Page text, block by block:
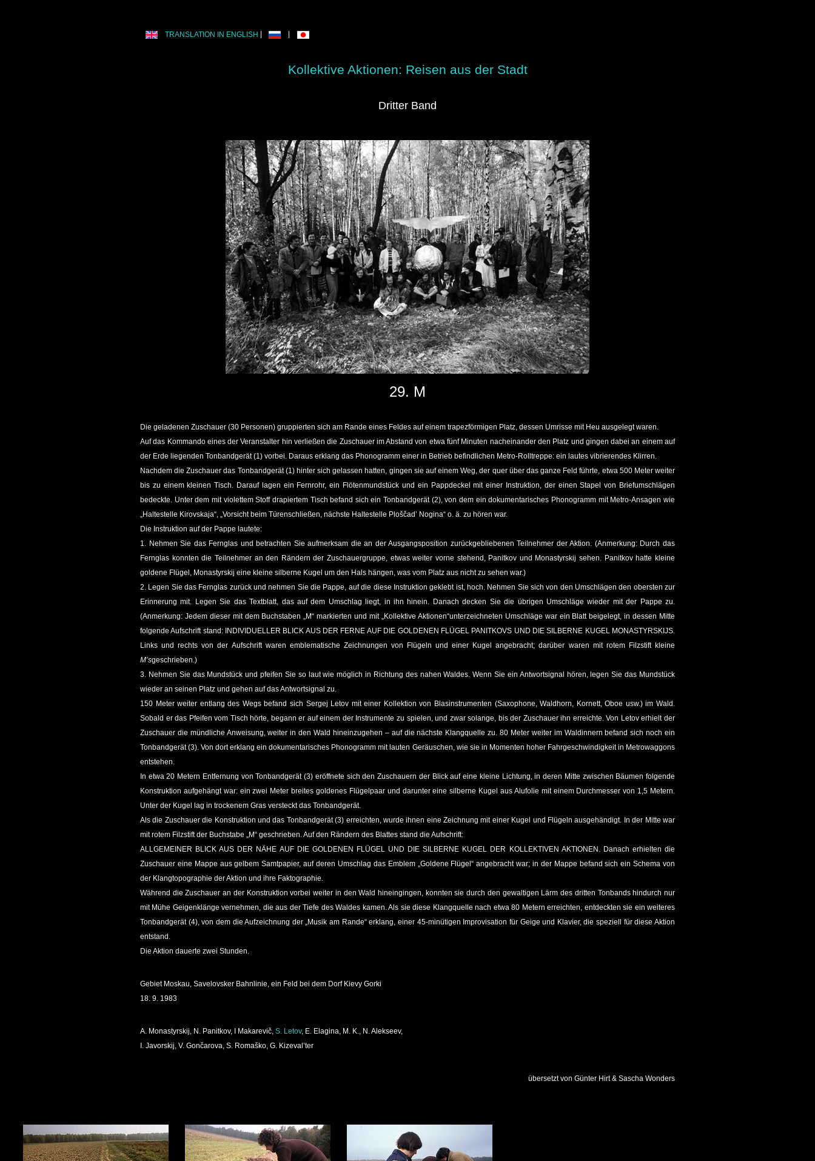
TRANSLATION IN ENGLISH
Kollektive Aktionen: Reisen aus der Stadt
Dritter Band
29. M
Die geladenen Zuschauer (30 Personen) gruppierten sich am Rande eines Feldes auf einem trapezförmigen Platz, dessen Umrisse mit Heu ausgelegt waren.
Auf das Kommando eines der Veranstalter hin verließen die Zuschauer im Abstand von etwa fünf Minuten nacheinander den Platz und gingen dabei an einem auf
der Erde liegenden Tonbandgerät (1) vorbei. Daraus erklang das Phonogramm einer in Betrieb befindlichen Metro-Rolltreppe: ein lautes vibrierendes Klirren.
Nachdem die Zuschauer das Tonbandgerät (1) hinter sich gelassen hatten, gingen sie auf einem Weg, der quer über das ganze Feld führte, etwa 500 Meter weiter
bis zu einem kleinen Tisch. Darauf lagen ein Fernrohr, ein Flötenmundstück und ein Pappdeckel mit einer Instruktion, der einen Stapel von Briefumschlägen
bedeckte. Unter dem mit violettem Stoff drapiertem Tisch befand sich ein Tonbandgerät (2), von dem ein dokumentarisches Phonogramm mit Metro-Ansagen wie
„Haltestelle Kirovskaja“, „Vorsicht beim Türenschließen, nächste Haltestelle Ploščad’ Nogina“ o. ä. zu hören war.
Die Instruktion auf der Pappe lautete:
1. Nehmen Sie das Fernglas und betrachten Sie aufmerksam die an der Ausgangsposition zurückgebliebenen Teilnehmer der Aktion. (Anmerkung: Durch das
Fernglas konnten die Teilnehmer an den Rändern der Zuschauergruppe, etwas weiter vorne stehend, Panitkov und Monastyrskij sehen. Panitkov hatte kleine
goldene Flügel, Monastyrskij eine kleine silberne Kugel um den Hals hängen, was vom Platz aus nicht zu sehen war.)
2. Legen Sie das Fernglas zurück und nehmen Sie die Pappe, auf die diese Instruktion geklebt ist, hoch. Nehmen Sie sich von den Umschlägen den obersten zur
Erinnerung mit. Legen Sie das Textblatt, das auf dem Umschlag liegt, in ihn hinein. Danach decken Sie die übrigen Umschläge wieder mit der Pappe zu.
(Anmerkung: Jedem dieser mit dem Buchstaben „M“ markierten und mit „Kollektive Aktionen“unterzeichneten Umschläge war ein Blatt beigelegt, in dessen Mitte
folgende Aufschrift stand: INDIVIDUELLER BLICK AUS DER FERNE AUF DIE GOLDENEN FLÜGEL PANITKOVS UND DIE SILBERNE KUGEL MONASTYRSKIJS.
Links und rechts von der Aufschrift waren emblematische Zeichnungen von Flügeln und einer Kugel angebracht; darüber waren mit rotem Filzstift kleine
M’sgeschrieben.)
3. Nehmen Sie das Mundstück und pfeifen Sie so laut wie möglich in Richtung des nahen Waldes. Wenn Sie ein Antwortsignal hören, legen Sie das Mundstück
wieder an seinen Platz und gehen auf das Antwortsignal zu.
150 Meter weiter entlang des Wegs befand sich Sergej Letov mit einer Kollektion von Blasinstrumenten (Saxophone, Waldhorn, Kornett, Oboe usw.) im Wald.
Sobald er das Pfeifen vom Tisch hörte, begann er auf einem der Instrumente zu spielen, und zwar solange, bis der Zuschauer ihn erreichte. Von Letov erhielt der
Zuschauer die mündliche Anweisung, weiter in den Wald hineinzugehen – auf die nächste Klangquelle zu. 80 Meter weiter im Waldinnern befand sich noch ein
Tonbandgerät (3). Von dort erklang ein dokumentarisches Phonogramm mit lauten Geräuschen, wie sie in Momenten hoher Fahrgeschwindigkeit in Metrowaggons
entstehen.
In etwa 20 Metern Entfernung von Tonbandgerät (3) eröffnete sich den Zuschauern der Blick auf eine kleine Lichtung, in deren Mitte zwischen Bäumen folgende
Konstruktion aufgehängt war: ein zwei Meter breites goldenes Flügelpaar und darunter eine silberne Kugel aus Alufolie mit einem Durchmesser von 1,5 Metern.
Unter der Kugel lag in trockenem Gras versteckt das Tonbandgerät.
Als die Zuschauer die Konstruktion und das Tonbandgerät (3) erreichten, wurde ihnen eine Zeichnung mit einer Kugel und Flügeln ausgehändigt. In der Mitte war
mit rotem Filzstift der Buchstabe „M“ geschrieben. Auf den Rändern des Blattes stand die Aufschrift:
ALLGEMEINER BLICK AUS DER NÄHE AUF DIE GOLDENEN FLÜGEL UND DIE SILBERNE KUGEL DER KOLLEKTIVEN AKTIONEN. Danach erhielten die
Zuschauer eine Mappe aus gelbem Samtpapier, auf deren Umschlag das Emblem „Goldene Flügel“ angebracht war; in der Mappe befand sich ein Schema von
der Klangtopographie der Aktion und ihre Faktographie.
Während die Zuschauer an der Konstruktion vorbei weiter in den Wald hineingingen, konnten sie durch den gewaltigen Lärm des dritten Tonbands hindurch nur
mit Mühe Geigenklänge vernehmen, die aus der Tiefe des Waldes kamen. Als sie diese Klangquelle nach etwa 80 Metern erreichten, entdeckten sie ein weiteres
Tonbandgerät (4), von dem die Aufzeichnung der „Musik am Rande“ erklang, einer 45-minütigen Improvisation für Geige und Klavier, die speziell für diese Aktion
entstand.
Die Aktion dauerte zwei Stunden.
Gebiet Moskau, Savelovsker Bahnlinie, ein Feld bei dem Dorf Kievy Gorki
18. 9. 1983
A. Monastyrskij, N. Panitkov, I Makarevič, S. Letov, E. Elagina, M. K., N. Alekseev,
I. Javorskij, V. Gončarova, S. Romaško, G. Kizeval’ter
übersetzt von Günter Hirt & Sascha Wonders